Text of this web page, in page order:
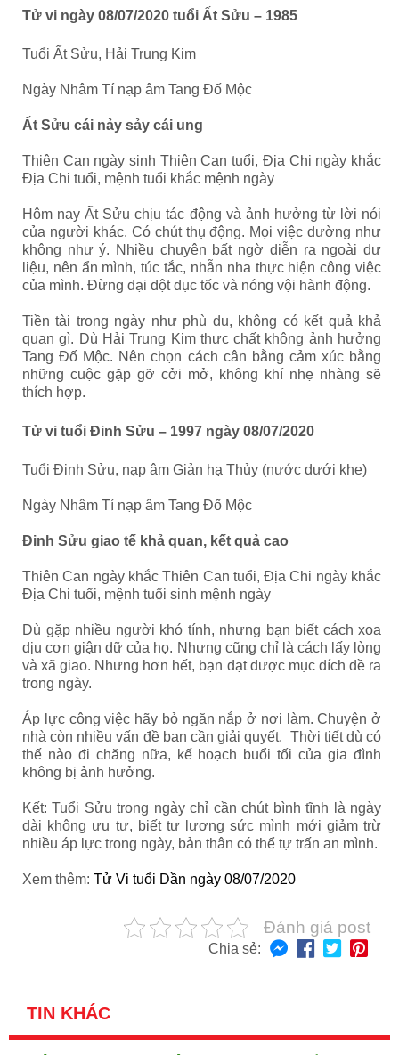
Tử vi ngày 08/07/2020 tuổi Ất Sửu – 1985
Tuổi Ất Sửu, Hải Trung Kim
Ngày Nhâm Tí nạp âm Tang Đố Mộc
Ất Sửu cái nảy sảy cái ung
Thiên Can ngày sinh Thiên Can tuổi, Địa Chi ngày khắc
Địa Chi tuổi, mệnh tuổi khắc mệnh ngày
Hôm nay Ất Sửu chịu tác động và ảnh hưởng từ lời nói
của người khác. Có chút thụ động. Mọi việc dường như
không như ý. Nhiều chuyện bất ngờ diễn ra ngoài dự
liệu, nên ẩn mình, túc tắc, nhẫn nha thực hiện công việc
của mình. Đừng dại dột dục tốc và nóng vội hành động.
Tiền tài trong ngày như phù du, không có kết quả khả
quan gì. Dù Hải Trung Kim thực chất không ảnh hưởng
Tang Đố Mộc. Nên chọn cách cân bằng cảm xúc bằng
những cuộc gặp gỡ cởi mở, không khí nhẹ nhàng sẽ
thích hợp.
Tử vi tuổi Đinh Sửu – 1997 ngày 08/07/2020
Tuổi Đinh Sửu, nạp âm Giản hạ Thủy (nước dưới khe)
Ngày Nhâm Tí nạp âm Tang Đố Mộc
Đinh Sửu giao tế khả quan, kết quả cao
Thiên Can ngày khắc Thiên Can tuổi, Địa Chi ngày khắc
Địa Chi tuổi, mệnh tuổi sinh mệnh ngày
Dù gặp nhiều người khó tính, nhưng bạn biết cách xoa
dịu cơn giận dữ của họ. Nhưng cũng chỉ là cách lấy lòng
và xã giao. Nhưng hơn hết, bạn đạt được mục đích đề ra
trong ngày.
Áp lực công việc hãy bỏ ngăn nắp ở nơi làm. Chuyện ở
nhà còn nhiều vấn đề bạn cần giải quyết. Thời tiết dù có
thế nào đi chăng nữa, kế hoạch buổi tối của gia đình
không bị ảnh hưởng.
Kết: Tuổi Sửu trong ngày chỉ cần chút bình tĩnh là ngày
dài không ưu tư, biết tự lượng sức mình mới giảm trừ
nhiều áp lực trong ngày, bản thân có thể tự trấn an mình.
Xem thêm: Tử Vi tuổi Dần ngày 08/07/2020
Đánh giá post
Chia sẻ:
TIN KHÁC